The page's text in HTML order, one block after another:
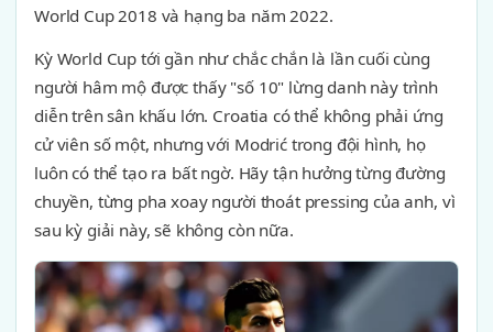
World Cup 2018 và hạng ba năm 2022.
Kỳ World Cup tới gần như chắc chắn là lần cuối cùng
người hâm mộ được thấy "số 10" lừng danh này trình
diễn trên sân khấu lớn. Croatia có thể không phải ứng
cử viên số một, nhưng với Modrić trong đội hình, họ
luôn có thể tạo ra bất ngờ. Hãy tận hưởng từng đường
chuyền, từng pha xoay người thoát pressing của anh, vì
sau kỳ giải này, sẽ không còn nữa.